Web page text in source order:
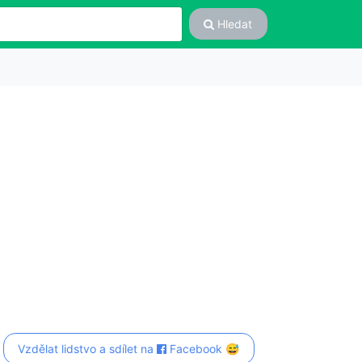
Hledat
Vzdělat lidstvo a sdílet na Facebook 😅